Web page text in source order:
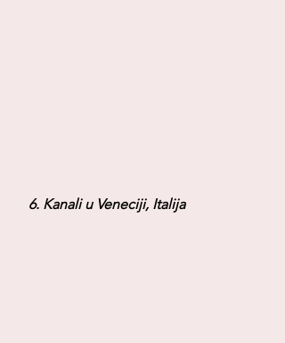
6. Kanali u Veneciji, Italija